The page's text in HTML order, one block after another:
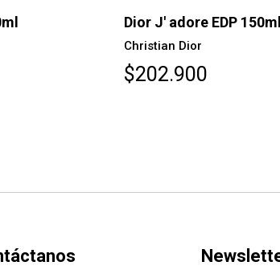
Dior J' adore EDP 150ml
Christian Dior
$202.900